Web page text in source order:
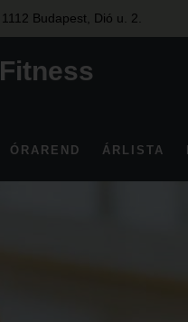
1112 Budapest, Dió u. 2.
Fitness
ÓRAREND ÁRLISTA